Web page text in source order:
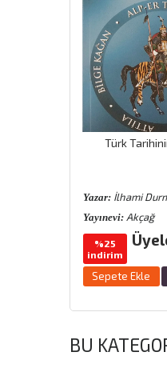
Türk
Yazar:İlhami
Yayınevi:Akçağ
%25
indirim
Sepete Ekle
BU